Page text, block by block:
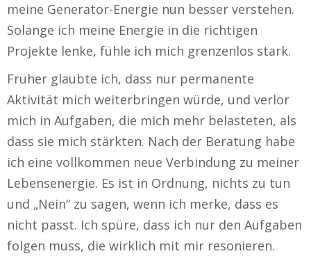
meine Generator-Energie nun besser verstehen.
Solange ich meine Energie in die richtigen
Projekte lenke, fühle ich mich grenzenlos stark.
Früher glaubte ich, dass nur permanente
Aktivität mich weiterbringen würde, und verlor
mich in Aufgaben, die mich mehr belasteten, als
dass sie mich stärkten. Nach der Beratung habe
ich eine vollkommen neue Verbindung zu meiner
Lebensenergie. Es ist in Ordnung, nichts zu tun
und „Nein“ zu sagen, wenn ich merke, dass es
nicht passt. Ich spüre, dass ich nur den Aufgaben
folgen muss, die wirklich mit mir resonieren.